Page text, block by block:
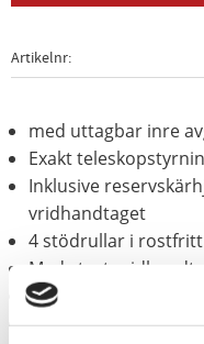
Artikelnr
med uttagbar inre
Exakt
Inklusive
vridhandtaget
4 stödrullar i
Med stort vridhandtag
Metallhölje
Speciellt-verktygsstål